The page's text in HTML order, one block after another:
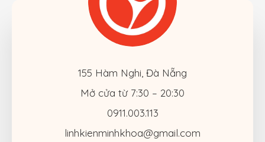
155 Hàm Nghi, Đà Nẵng
Mở cửa từ 7:30 – 20:30
0911.003.113
linhkienminhkhoa@gmail.com